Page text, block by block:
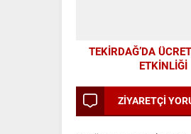
TEKİRDAĞ’DA
ETKİNLİĞİ
ZİYARETÇİ